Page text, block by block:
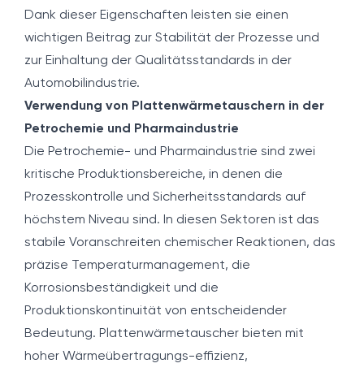
Dank dieser Eigenschaften leisten sie einen
wichtigen Beitrag zur Stabilität der Prozesse und
zur Einhaltung der Qualitätsstandards in der
Automobilindustrie.
Verwendung von Plattenwärmetauschern in der
Petrochemie und Pharmaindustrie
Die Petrochemie- und Pharmaindustrie sind zwei
kritische Produktionsbereiche, in denen die
Prozesskontrolle und Sicherheitsstandards auf
höchstem Niveau sind. In diesen Sektoren ist das
stabile Voranschreiten chemischer Reaktionen, das
präzise Temperaturmanagement, die
Korrosionsbeständigkeit und die
Produktionskontinuität von entscheidender
Bedeutung. Plattenwärmetauscher bieten mit
hoher Wärmeübertragungs-effizienz,